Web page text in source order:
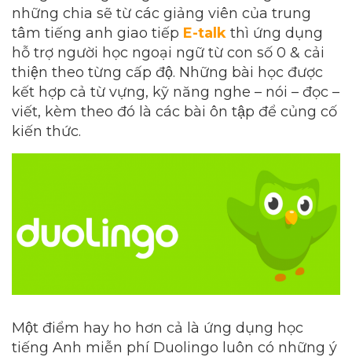
những chia sẽ từ các giảng viên của trung
tâm tiếng anh giao tiếp E-talk thì ứng dụng
hỗ trợ người học ngoại ngữ từ con số 0 & cải
thiện theo từng cấp độ. Những bài học được
kết hợp cả từ vựng, kỹ năng nghe – nói – đọc –
viết, kèm theo đó là các bài ôn tập để củng cố
kiến thức.
Một điểm hay ho hơn cả là ứng dụng học
tiếng Anh miễn phí Duolingo luôn có những ý